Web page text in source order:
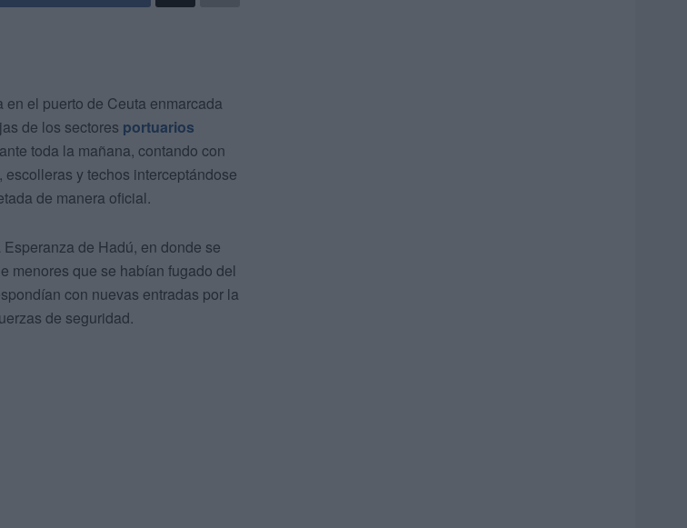
el puerto de Ceuta enmarcada
de los sectores portuarios
toda la mañana, contando con
y techos interceptándose
de manera oficial.
de Hadú, en donde se
menores que se habían fugado del
con nuevas entradas por la
de seguridad.